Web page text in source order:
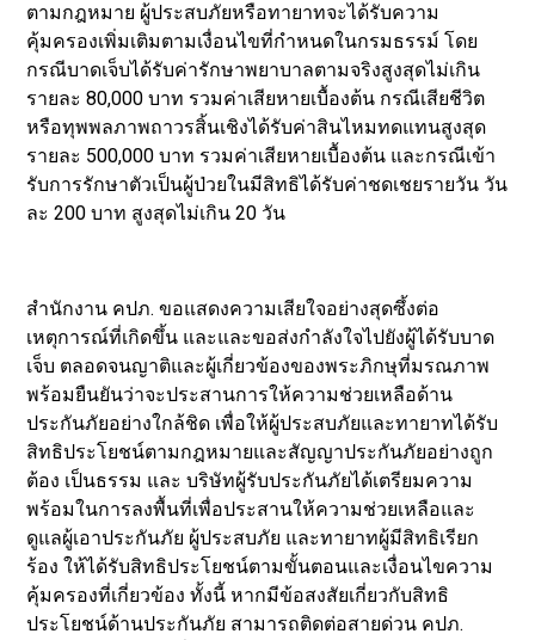
ตามกฎหมาย ผู้ประสบภัยหรือทายาทจะได้รับความ
คุ้มครองเพิ่มเติมตามเงื่อนไขที่กำหนดในกรมธรรม์ โดย
กรณีบาดเจ็บได้รับค่ารักษาพยาบาลตามจริงสูงสุดไม่เกิน
รายละ 80,000 บาท รวมค่าเสียหายเบื้องต้น กรณีเสียชีวิต
หรือทุพพลภาพถาวรสิ้นเชิงได้รับค่าสินไหมทดแทนสูงสุด
รายละ 500,000 บาท รวมค่าเสียหายเบื้องต้น และกรณีเข้า
รับการรักษาตัวเป็นผู้ป่วยในมีสิทธิได้รับค่าชดเชยรายวัน วัน
ละ 200 บาท สูงสุดไม่เกิน 20 วัน
สำนักงาน คปภ. ขอแสดงความเสียใจอย่างสุดซึ้งต่อ
เหตุการณ์ที่เกิดขึ้น และและขอส่งกำลังใจไปยังผู้ได้รับบาด
เจ็บ ตลอดจนญาติและผู้เกี่ยวข้องของพระภิกษุที่มรณภาพ
พร้อมยืนยันว่าจะประสานการให้ความช่วยเหลือด้าน
ประกันภัยอย่างใกล้ชิด เพื่อให้ผู้ประสบภัยและทายาทได้รับ
สิทธิประโยชน์ตามกฎหมายและสัญญาประกันภัยอย่างถูก
ต้อง เป็นธรรม และ บริษัทผู้รับประกันภัยได้เตรียมความ
พร้อมในการลงพื้นที่เพื่อประสานให้ความช่วยเหลือและ
ดูแลผู้เอาประกันภัย ผู้ประสบภัย และทายาทผู้มีสิทธิเรียก
ร้อง ให้ได้รับสิทธิประโยชน์ตามขั้นตอนและเงื่อนไขความ
คุ้มครองที่เกี่ยวข้อง ทั้งนี้ หากมีข้อสงสัยเกี่ยวกับสิทธิ
ประโยชน์ด้านประกันภัย สามารถติดต่อสายด่วน คปภ.